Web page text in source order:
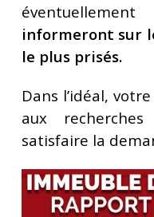
informeront sur
le plus prisés.
Dans l’idéal,
aux
satisfaire la